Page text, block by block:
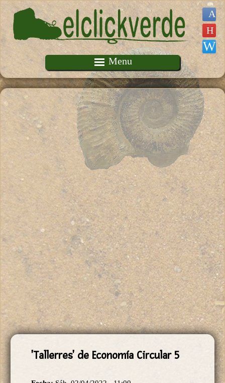
Pasar al contenido principal
Menu
'Tallerres' de Economía Circular 5